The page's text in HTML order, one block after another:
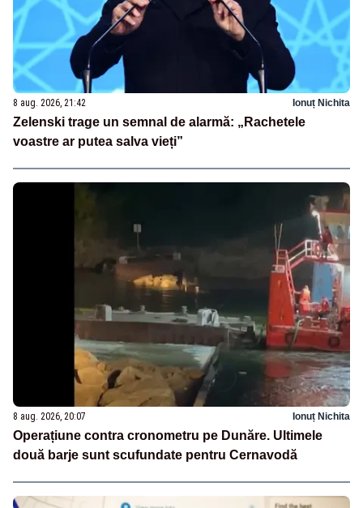
8 aug. 2026, 21:42 Ionuț Nichita
Zelenski trage un semnal de alarmă: „Rachetele
voastre ar putea salva vieți”
8 aug. 2026, 20:07 Ionuț Nichita
Operațiune contra cronometru pe Dunăre. Ultimele
două barje sunt scufundate pentru Cernavodă